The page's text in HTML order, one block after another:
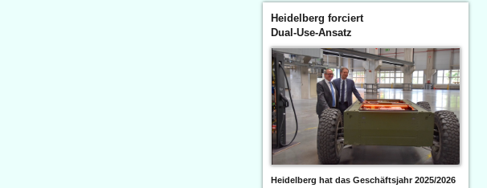
Heidelberg forciert
Dual-Use-Ansatz
Heidelberg hat das Geschäftsjahr 2025/2026